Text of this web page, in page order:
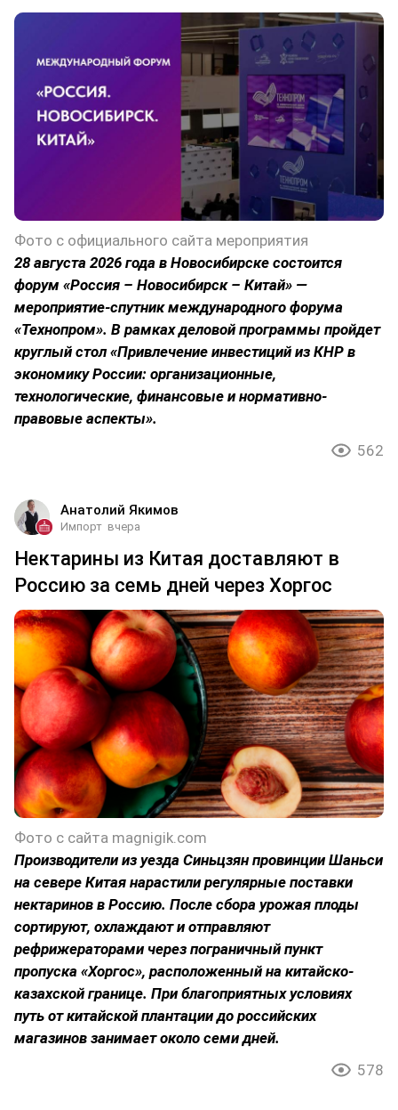
Фото с официального сайта мероприятия
28 августа 2026 года в Новосибирске состоится
форум «Россия – Новосибирск – Китай» —
мероприятие-спутник международного форума
«Технопром». В рамках деловой программы пройдет
круглый стол «Привлечение инвестиций из КНР в
экономику России: организационные,
технологические, финансовые и нормативно-
правовые аспекты».
562
Анатолий Якимов
Импорт вчера
Нектарины из Китая доставляют в
Россию за семь дней через Хоргос
Фото с сайта magnigik.com
Производители из уезда Синьцзян провинции Шаньси
на севере Китая нарастили регулярные поставки
нектаринов в Россию. После сбора урожая плоды
сортируют, охлаждают и отправляют
рефрижераторами через пограничный пункт
пропуска «Хоргос», расположенный на китайско-
казахской границе. При благоприятных условиях
путь от китайской плантации до российских
магазинов занимает около семи дней.
578